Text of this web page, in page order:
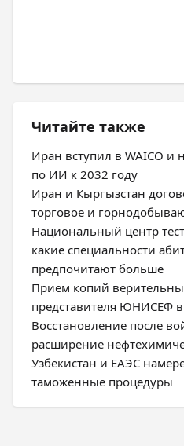
Читайте также
Иран вступил в WAICO и
по ИИ к 2032 году
Иран и Кыргызстан
торговое и
Национальный центр
какие специальности
предпочитают больше
Прием копий
представителя ЮНИСЕФ
Восстановление после
расширение
Узбекистан и ЕАЭС
таможенные процедуры